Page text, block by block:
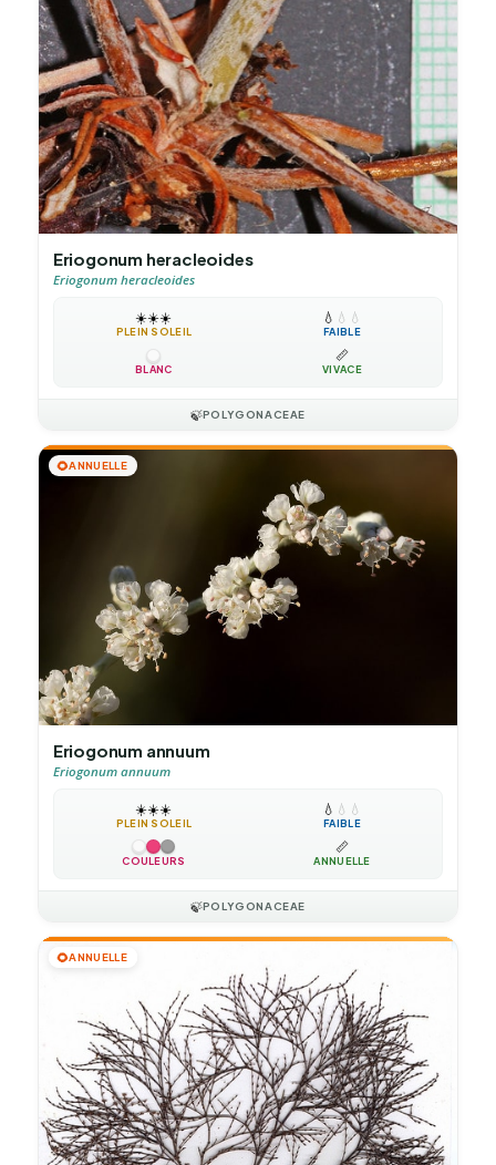
Eriogonum heracleoides
Eriogonum heracleoides
☀️☀️☀️
PLEIN SOLEIL
💧 💧 💧
FAIBLE
BLANC
📏
VIVACE
🍃POLYGONACEAE
🌻ANNUELLE
Eriogonum annuum
Eriogonum annuum
☀️☀️☀️
PLEIN SOLEIL
💧 💧 💧
FAIBLE
COULEURS
📏
ANNUELLE
🍃POLYGONACEAE
🌻ANNUELLE